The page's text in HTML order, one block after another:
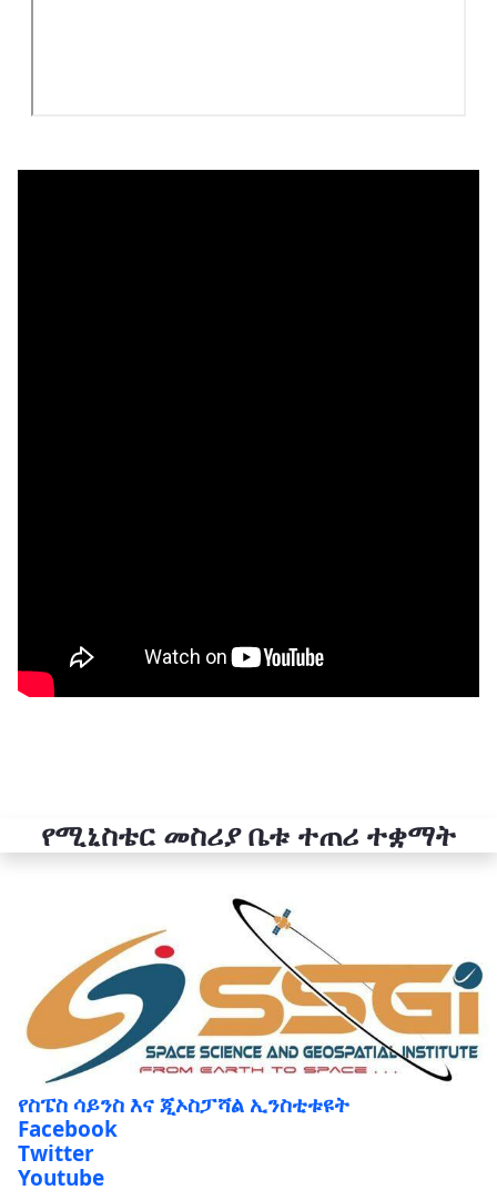
የሚኒስቴር መስሪያ ቤቱ ተጠሪ ተቋማት
የስፔስ ሳይንስ እና ጂኦስፓሻል ኢንስቲቱዩት
Facebook
Twitter
Youtube